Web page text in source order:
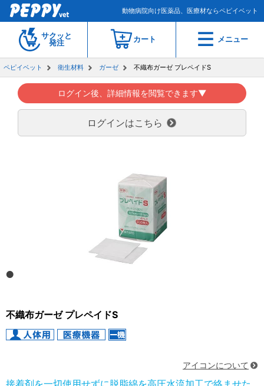
動物病院向け医薬品、医療材ならペピイベット
サクッと
発注
カート メニュー
ペピイベット 衛生材料 ガーゼ 不織布ガーゼ プレペイドS
ログイン後、詳細情報を閲覧できます▼
ログインはこちら
不織布ガーゼ プレペイドS
アイコンについて
接着剤を一切使用せずに脱脂綿を高圧水流加工で絡ませた